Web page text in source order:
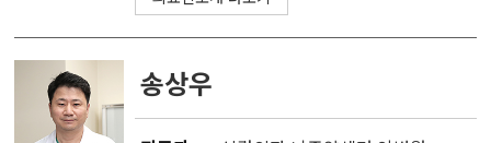
송상우